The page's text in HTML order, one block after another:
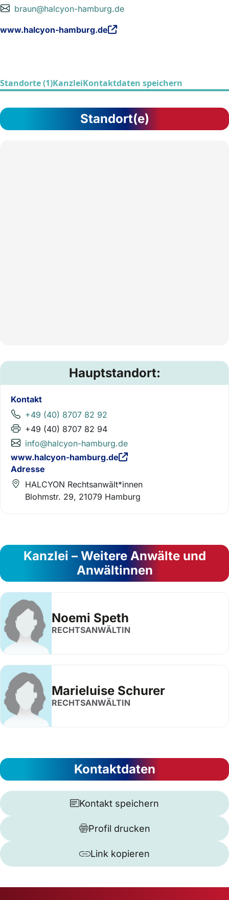
braun@halcyon-hamburg.de
www.halcyon-hamburg.de
Standorte (1)KanzleiKontaktdaten speichern
Standort(e)
Hauptstandort:
Kontakt
+49 (40) 8707 82 92
+49 (40) 8707 82 94
info@halcyon-hamburg.de
www.halcyon-hamburg.de
Adresse
HALCYON Rechtsanwält*innen
Blohmstr. 29, 21079 Hamburg
Kanzlei – Weitere Anwälte und
Anwältinnen
Noemi Speth
RECHTSANWÄLTIN
Marieluise Schurer
RECHTSANWÄLTIN
Kontaktdaten
Kontakt speichern
Profil drucken
Link kopieren